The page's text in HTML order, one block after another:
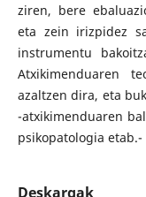
ziren, bere
eta zein irizpidez
instrumentu
Atxikimenduaren
azaltzen dira, eta
-atxikimenduaren
psikopatologia
Deskargak